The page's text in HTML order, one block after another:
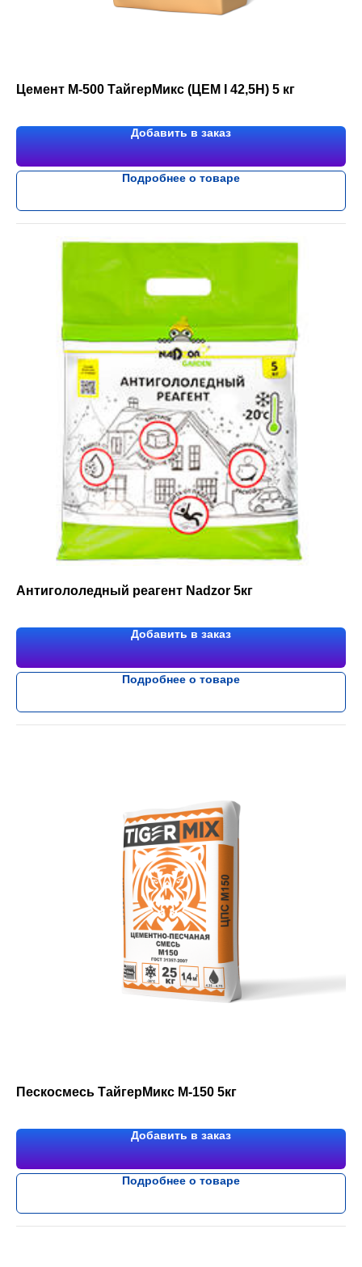
Цемент М-500 ТайгерМикс (ЦЕМ I 42,5Н) 5 кг
Добавить в заказ
Подробнее о товаре
Антигололедный реагент Nadzor 5кг
Добавить в заказ
Подробнее о товаре
Пескосмесь ТайгерМикс М-150 5кг
Добавить в заказ
Подробнее о товаре